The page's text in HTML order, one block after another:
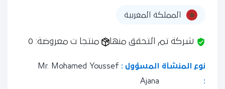
المملكة المغربية
شركة تم التحقق منها منتجا ت معروضة: 0
نوع المنشأة
:
المسؤول : Mr. Mohamed Youssef
Ajana